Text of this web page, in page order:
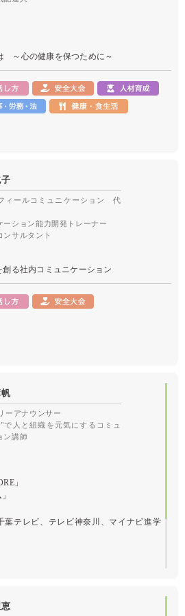
～心の健康を保つために～
ィールコミュニケーション 代
ーション能力開発トレーナー
ンサルタント
る社内コミュニケーション
ーアナウンサー
で人と組織を元気にするコミュ
ン講師
」
葉テレビ、テレビ神奈川、マイナビ進学